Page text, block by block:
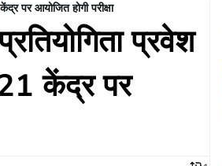
पर आयोजित होगी परीक्षा
प्रवेश
21 केंद्र पर